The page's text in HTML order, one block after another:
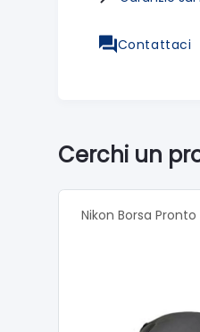
Contattaci
Cerchi un
Nikon Borsa Pronto